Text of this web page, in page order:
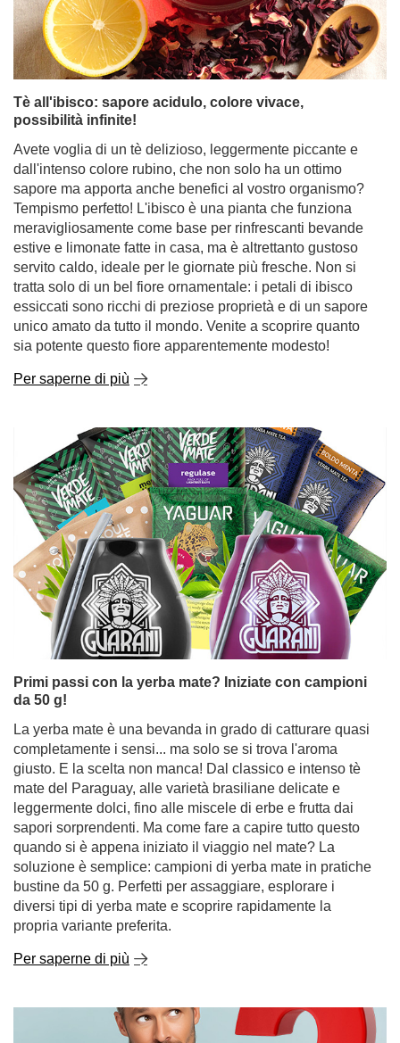
Avete voglia di un tè delizioso, leggermente piccante e
dall'intenso colore rubino, che non solo ha un ottimo
sapore ma apporta anche benefici al vostro organismo?
Tempismo perfetto! L'ibisco è una pianta che funziona
estive e limonate fatte in casa, ma è altrettanto gustoso
servito caldo, ideale per le giornate più fresche. Non si
tratta solo di un bel fiore ornamentale: i petali di ibisco
essiccati sono ricchi di preziose proprietà e di un sapore
unico amato da tutto il mondo. Venite a scoprire quanto
sia potente questo fiore apparentemente modesto!
Per saperne di più
Primi passi con la yerba mate? Iniziate con campioni
da 50 g!
La yerba mate è una bevanda in grado di catturare quasi
completamente i sensi... ma solo se si trova l'aroma
giusto. E la scelta non manca! Dal classico e intenso tè
mate del Paraguay, alle varietà brasiliane delicate e
sapori sorprendenti. Ma come fare a capire tutto questo
quando si è appena iniziato il viaggio nel mate? La
soluzione è semplice: campioni di yerba mate in pratiche
bustine da 50 g. Perfetti per assaggiare, esplorare i
diversi tipi di yerba mate e scoprire rapidamente la
propria variante preferita.
Per saperne di più